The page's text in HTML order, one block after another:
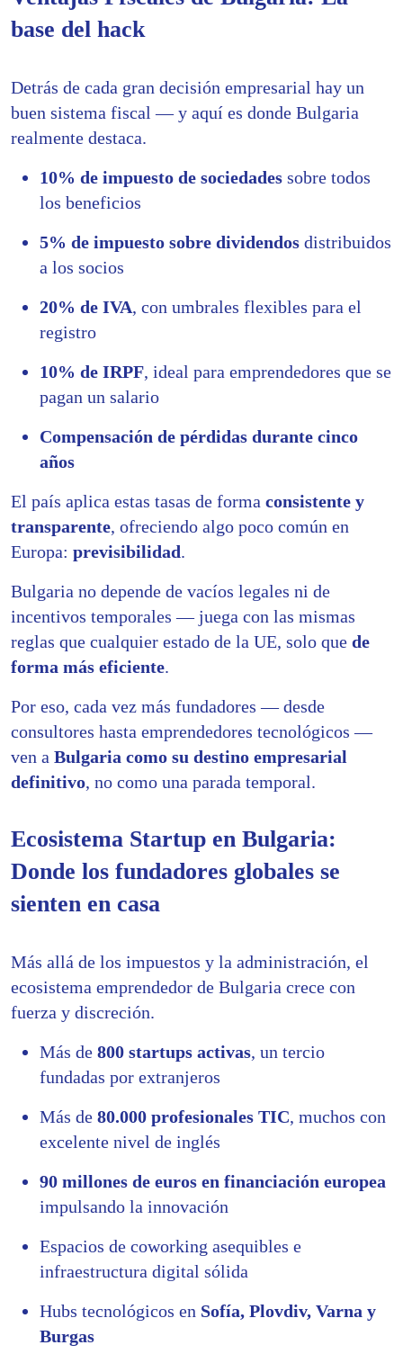
base del hack
Detrás de cada gran decisión empresarial hay un
buen sistema fiscal — y aquí es donde Bulgaria
realmente destaca.
10% de impuesto de sociedades sobre todos
los beneficios
5% de impuesto sobre dividendos distribuidos
a los socios
20% de IVA, con umbrales flexibles para el
registro
10% de IRPF, ideal para emprendedores que se
pagan un salario
Compensación de pérdidas durante cinco
años
El país aplica estas tasas de forma consistente y
transparente, ofreciendo algo poco común en
Europa: previsibilidad.
Bulgaria no depende de vacíos legales ni de
incentivos temporales — juega con las mismas
reglas que cualquier estado de la UE, solo que de
forma más eficiente.
Por eso, cada vez más fundadores — desde
consultores hasta emprendedores tecnológicos —
ven a Bulgaria como su destino empresarial
definitivo, no como una parada temporal.
Ecosistema Startup en Bulgaria:
Donde los fundadores globales se
sienten en casa
Más allá de los impuestos y la administración, el
ecosistema emprendedor de Bulgaria crece con
fuerza y discreción.
Más de 800 startups activas, un tercio
fundadas por extranjeros
Más de 80.000 profesionales TIC, muchos con
excelente nivel de inglés
90 millones de euros en financiación europea
impulsando la innovación
Espacios de coworking asequibles e
infraestructura digital sólida
Hubs tecnológicos en Sofía, Plovdiv, Varna y
Burgas